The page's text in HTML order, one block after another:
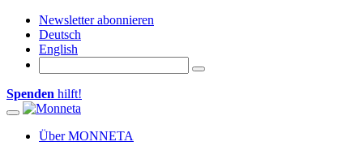
Newsletter abonnieren
Deutsch
English
Spenden hilft!
Toggle navigation
Über MONNETA